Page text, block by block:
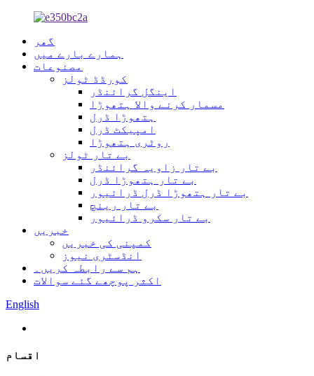
گھر
ہمارے بارے میں
مصنوعات
کورڈڈ ٹولز
اینگل گرائنڈر
مسمار کرنے والا ہتھوڑا
ہتھوڑا ڈرل
امپیکٹ ڈرل
روٹری ہتھوڑا
بے تار ٹولز
بے تار زاویہ گرائنڈر
بے تار ہتھوڑا ڈرل
بے تار ہتھوڑا ڈرل ڈرائیور
بے تار رینچ
بے تار سکرو ڈرائیور
خبریں
کمپنی کی خبریں
انڈسٹری نیوز
ہم سے رابطہ کریں۔
اکثر پوچھے گئے سوالات
English
اقسام